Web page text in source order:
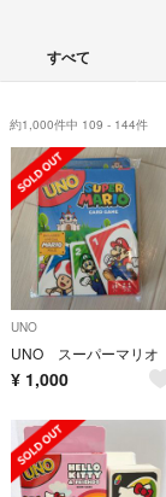
すべて
約1,000件中 109 - 144件
UNO
UNO スーパーマリオ
¥ 1,000